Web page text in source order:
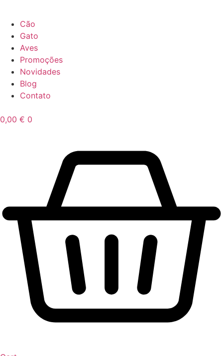
Cão
Gato
Aves
Promoções
Novidades
Blog
Contato
0,00 € 0